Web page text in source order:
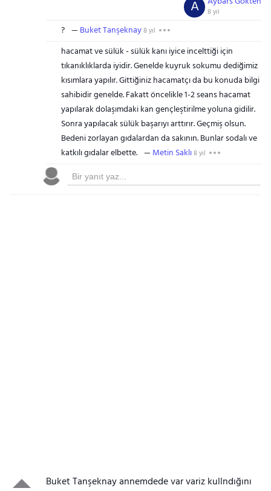
8 yıl
A
? Buket Tanşeknay8 yıl
hacamat ve sülük - sülük kanı iyice incelttiği için
tıkanıklıklarda iyidir. Genelde kuyruk sokumu dediğimiz
kısımlara yapılır. Gittiğiniz hacamatçı da bu konuda bilgi
sahibidir genelde. Fakatt öncelikle 1-2 seans hacamat
yapılarak dolaşımdaki kan gençleştirilme yoluna gidilir.
Sonra yapılacak sülük başarıyı arttırır. Geçmiş olsun.
Bedeni zorlayan gıdalardan da sakının. Bunlar sodalı ve
katkılı gıdalar elbette.
Metin Saklı8 yıl
Buket Tanşeknay annemdede var variz kullndığını